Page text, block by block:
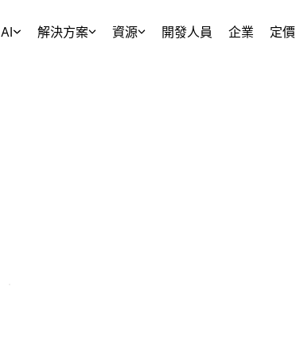
AI 解決方案 資源 開發人員 企業 定價